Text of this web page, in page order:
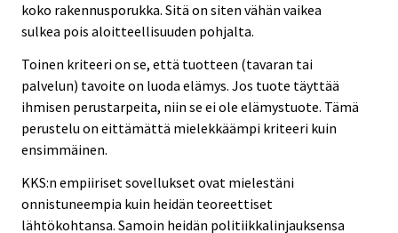
koko rakennusporukka. Sitä on siten vähän vaikea
sulkea pois aloitteellisuuden pohjalta.
Toinen kriteeri on se, että tuotteen (tavaran tai
palvelun) tavoite on luoda elämys. Jos tuote täyttää
ihmisen perustarpeita, niin se ei ole elämystuote. Tämä
perustelu on eittämättä mielekkäämpi kriteeri kuin
ensimmäinen.
KKS:n empiiriset sovellukset ovat mielestäni
onnistuneempia kuin heidän teoreettiset
lähtökohtansa. Samoin heidän politiikkalinjauksensa